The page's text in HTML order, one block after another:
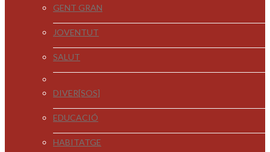
GENT GRAN
JOVENTUT
SALUT
DIVER[SOS]
EDUCACIÓ
HABITATGE